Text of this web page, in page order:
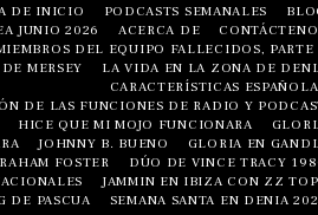
DE INICIO PODCASTS SEMANALES
JUNIO ​​2026
ACERCA DE
DEL EQUIPO FALLECIDOS, PARTE
MERSEY
LA VIDA EN LA ZONA DE
CARACTERÍSTICAS
DE LAS FUNCIONES DE RADIO Y
HICE QUE MI MOJO FUNCIONARA
JOHNNY B. BUENO
GLORIA EN
FOSTER
DÚO DE VINCE TRACY
JAMMIN EN IBIZA CON ZZ
DE PASCUA
SEMANA SANTA EN DENIA